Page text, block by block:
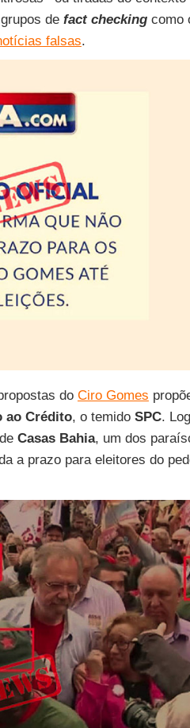
de fact checkingcomo
falsas.
do Ciro Gomes
ao Crédito, o temido SPC.
Casas Bahia, um dos
a prazo para eleitores do